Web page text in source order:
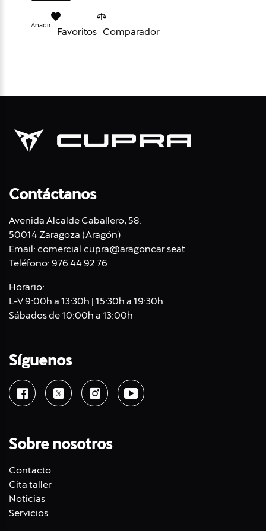
Añadir
Favoritos Comparador
Contáctanos
Avenida Alcalde Caballero, 58.
50014 Zaragoza (Aragón)
Email: comercial.cupra@aragoncar.seat
Teléfono: 976 44 92 76
Horario:
L-V 9:00h a 13:30h | 15:30h a 19:30h
Sábados de 10:00h a 13:00h
Síguenos
Sobre nosotros
Contacto
Cita taller
Noticias
Servicios